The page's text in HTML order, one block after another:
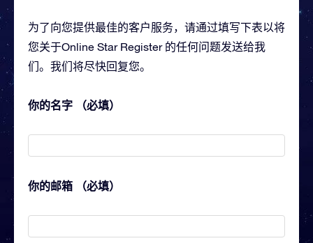
为了向您提供最佳的客户服务，请通过填写下表以将
您关于Online Star Register 的任何问题发送给我
们。我们将尽快回复您。
你的名字 （必填）
你的邮箱 （必填）